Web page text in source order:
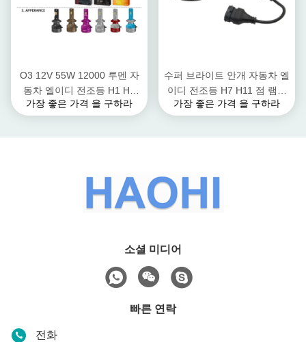
O3 12V 55W 12000 루멘 자
동차 엘이디 전조등 H1 H3
H4 H7 H11 9005 9006개
가장 좋은 가격 을 구하라
수퍼 브라이트 안개 자동차 엘
이디 전조등 H7 H11 점 램프
하이 빔
가장 좋은 가격 을 구하라
소셜 미디어
빠른 연락
전화